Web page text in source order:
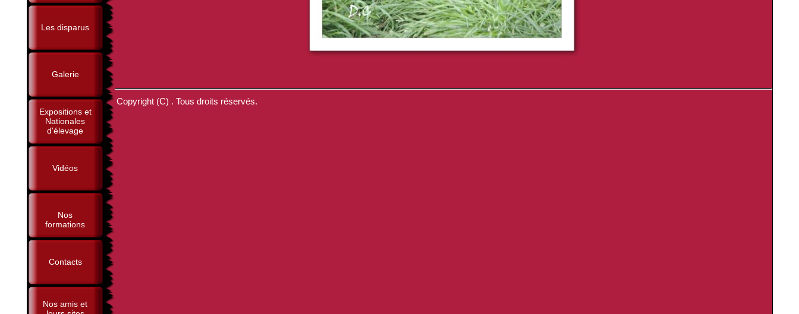
Les disparus
Galerie
Expositions et
Nationales
d'élevage
Vidéos
Nos
formations
Contacts
Nos amis et
Copyright (C) . Tous droits réservés.